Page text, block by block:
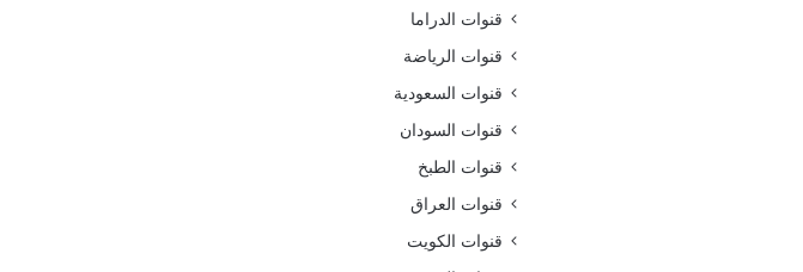
قنوات الدراما
قنوات الرياضة
قنوات السعودية
قنوات السودان
قنوات الطبخ
قنوات العراق
قنوات الكويت